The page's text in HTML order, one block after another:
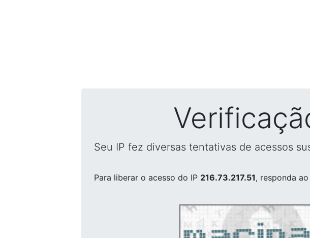
Seu IP fez diversas tentativas de acessos
Para liberar o acesso do IP 216.73.217.51, responda